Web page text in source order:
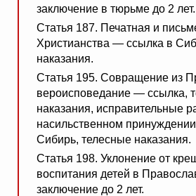
заключение в тюрьме до 2 лет.
Статья 187. Печатная и
Христианства — ссылка в
наказания.
Статья 195. Совращение из
вероисповедание — ссылка,
наказания, исправительные
насильственном
Сибирь, телесные наказания.
Статья 198. Уклонение от
воспитания детей в
заключение до 2 лет.